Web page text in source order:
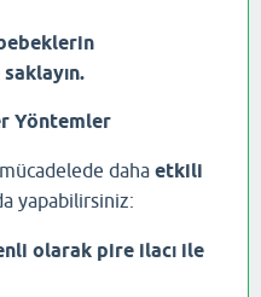
Yöntemler
daha etkili
yapabilirsiniz:
olarak pire ilacı ile